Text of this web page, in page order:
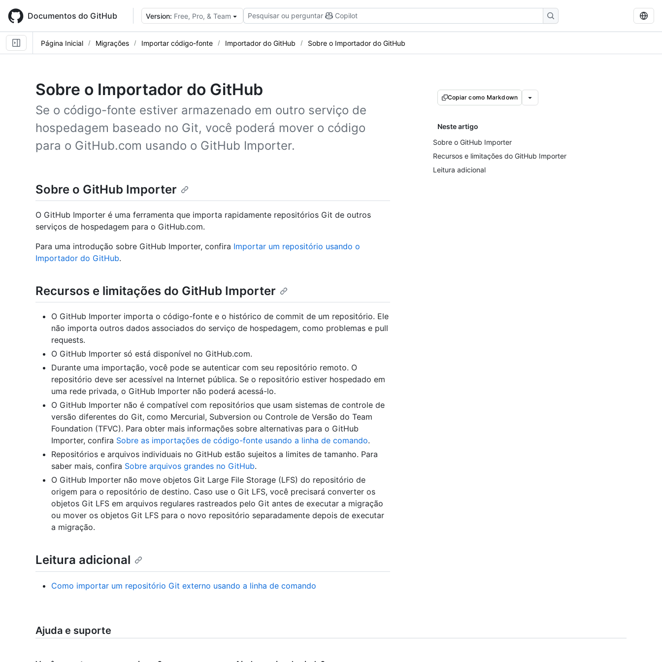
main
content
Documentos do GitHub Version: Free, Pro, & Team Pesquisar ou perguntar Copilot
Página Inicial Migrações Importar código-fonte Importador do GitHub Sobre o Importador do GitHub
Sobre o Importador do GitHub
Se o código-fonte estiver armazenado em outro serviço de
hospedagem baseado no Git, você poderá mover o código
para o GitHub.com usando o GitHub Importer.
Copiar como Markdown
Neste artigo
Sobre o GitHub Importer
Recursos e limitações do GitHub Importer
Leitura adicional
Sobre o GitHub Importer
O GitHub Importer é uma ferramenta que importa rapidamente repositórios Git de outros
serviços de hospedagem para o GitHub.com.
Para uma introdução sobre GitHub Importer, confira Importar um repositório usando o
Importador do GitHub.
Recursos e limitações do GitHub Importer
O GitHub Importer importa o código-fonte e o histórico de commit de um repositório. Ele
não importa outros dados associados do serviço de hospedagem, como problemas e pull
requests.
O GitHub Importer só está disponível no GitHub.com.
Durante uma importação, você pode se autenticar com seu repositório remoto. O
repositório deve ser acessível na Internet pública. Se o repositório estiver hospedado em
uma rede privada, o GitHub Importer não poderá acessá-lo.
O GitHub Importer não é compatível com repositórios que usam sistemas de controle de
versão diferentes do Git, como Mercurial, Subversion ou Controle de Versão do Team
Foundation (TFVC). Para obter mais informações sobre alternativas para o GitHub
Importer, confira Sobre as importações de código-fonte usando a linha de comando.
Repositórios e arquivos individuais no GitHub estão sujeitos a limites de tamanho. Para
saber mais, confira Sobre arquivos grandes no GitHub.
O GitHub Importer não move objetos Git Large File Storage (LFS) do repositório de
origem para o repositório de destino. Caso use o Git LFS, você precisará converter os
objetos Git LFS em arquivos regulares rastreados pelo Git antes de executar a migração
ou mover os objetos Git LFS para o novo repositório separadamente depois de executar
a migração.
Leitura adicional
Como importar um repositório Git externo usando a linha de comando
Ajuda e suporte